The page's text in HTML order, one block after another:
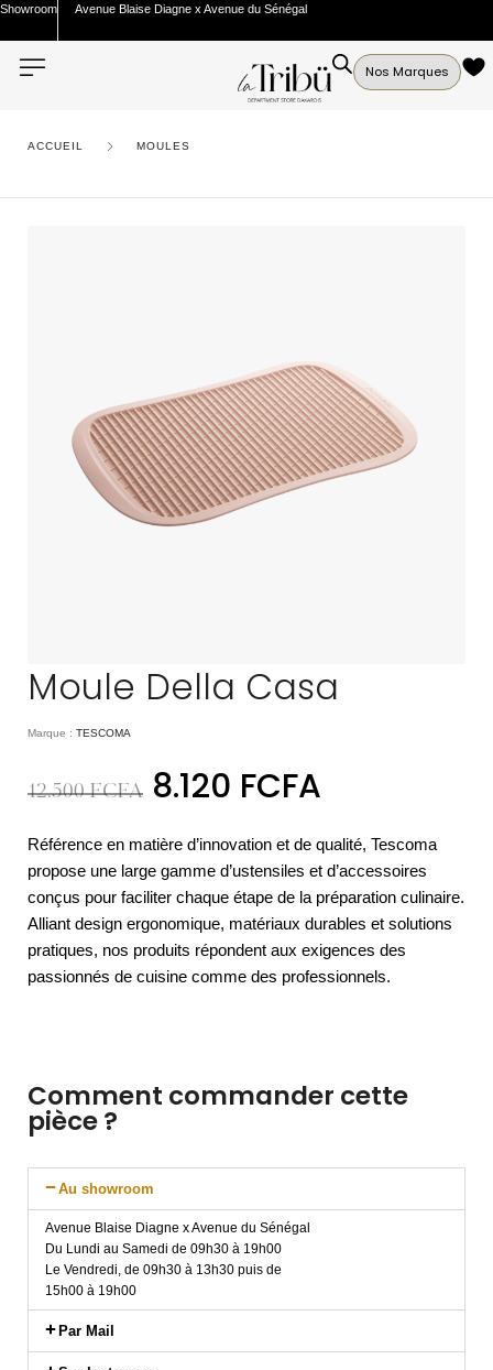
Showroom Avenue Blaise Diagne x Avenue du Sénégal
Nos Marques
ACCUEIL MOULES
Moule Della Casa
Marque : TESCOMA
12.500FCFA 8.120 FCFA
Référence en matière d’innovation et de qualité, Tescoma
propose une large gamme d’ustensiles et d’accessoires
conçus pour faciliter chaque étape de la préparation culinaire.
Alliant design ergonomique, matériaux durables et solutions
pratiques, nos produits répondent aux exigences des
passionnés de cuisine comme des professionnels.
Comment commander cette
pièce ?
Au showroom
Avenue Blaise Diagne x Avenue du Sénégal
Du Lundi au Samedi de 09h30 à 19h00
Le Vendredi, de 09h30 à 13h30 puis de
15h00 à 19h00
Par Mail